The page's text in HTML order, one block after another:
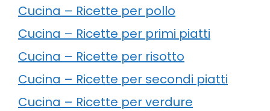
Cucina – Ricette per pollo
Cucina – Ricette per primi piatti
Cucina – Ricette per risotto
Cucina – Ricette per secondi piatti
Cucina – Ricette per verdure